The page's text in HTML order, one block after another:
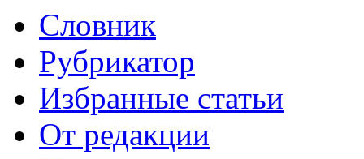
Словник
Рубрикатор
Избранные статьи
От редакции